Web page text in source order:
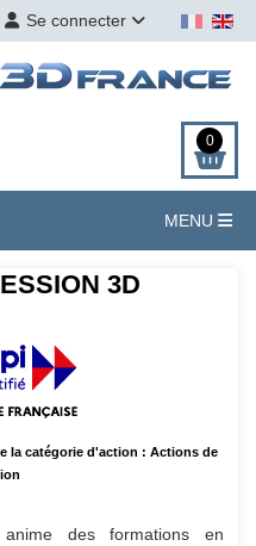
Se connecter
0
MENU
3D
la catégorie d'action : Actions de
des formations en